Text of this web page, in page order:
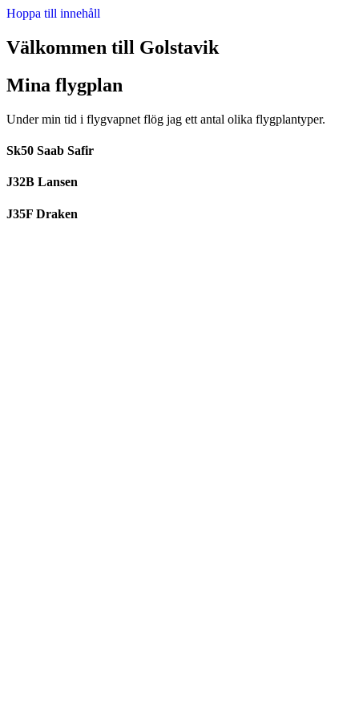
Hoppa till innehåll
Välkommen till Golstavik
Mina flygplan
Under min tid i flygvapnet flög jag ett antal olika flygplantyper.
Sk50 Saab Safir
J32B Lansen
J35F Draken